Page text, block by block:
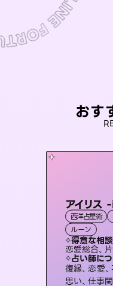
おす
アイリス
西洋占星術
ルーン
得意な相
恋愛総合、
占い師に
復縁、恋愛
思い、仕事
おう
霊視・
オラク
得意
恋愛総
占い
霊視×
「未来
ち」ま
連
多
験